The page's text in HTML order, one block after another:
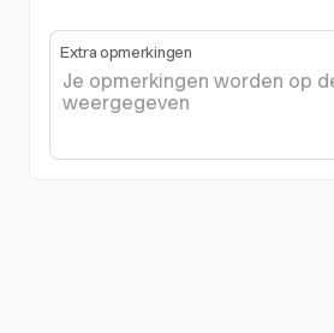
Extra opmerkingen